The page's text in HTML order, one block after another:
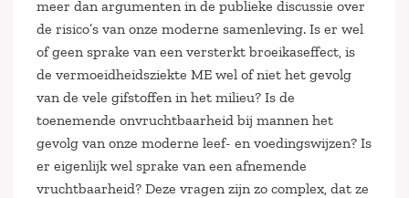
meer dan argumenten in de publieke discussie over
de risico’s van onze moderne samenleving. Is er wel
of geen sprake van een versterkt broeikaseffect, is
de vermoeidheidsziekte ME wel of niet het gevolg
van de vele gifstoffen in het milieu? Is de
toenemende onvruchtbaarheid bij mannen het
gevolg van onze moderne leef- en voedingswijzen? Is
er eigenlijk wel sprake van een afnemende
vruchtbaarheid? Deze vragen zijn zo complex, dat ze